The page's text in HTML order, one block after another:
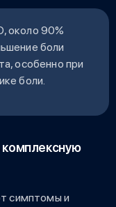
около 90%
боли
особенно при
боли.
комплексную
симптомы и